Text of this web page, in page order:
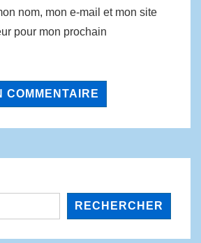
nom, mon e-mail et mon site
pour mon prochain
RECHERCHER